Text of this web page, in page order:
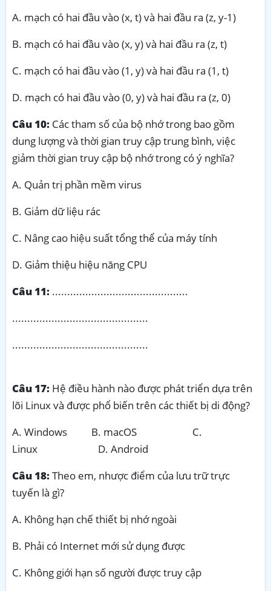
A. mạch có hai đầu vào (x, t) và hai đầu ra (z, y-1)
B. mạch có hai đầu vào (x, y) và hai đầu ra (z, t)
C. mạch có hai đầu vào (1, y) và hai đầu ra (1, t)
D. mạch có hai đầu vào (0, y) và hai đầu ra (z, 0)
Câu 10: Các tham số của bộ nhớ trong bao gồm
dung lượng và thời gian truy cập trung bình, việc
giảm thời gian truy cập bộ nhớ trong có ý nghĩa?
A. Quản trị phần mềm virus
B. Giảm dữ liệu rác
C. Nâng cao hiệu suất tổng thể của máy tính
D. Giảm thiệu hiệu năng CPU
Câu 11: .............................................
.............................................
.............................................
Câu 17: Hệ điều hành nào được phát triển dựa trên
lõi Linux và được phổ biến trên các thiết bị di động?
A. Windows B. macOS C.
Linux D. Android
Câu 18:Theo em, nhược điểm của lưu trữ trực
tuyến là gì?
A. Không hạn chế thiết bị nhớ ngoài
B. Phải có Internet mới sử dụng được
C. Không giới hạn số người được truy cập